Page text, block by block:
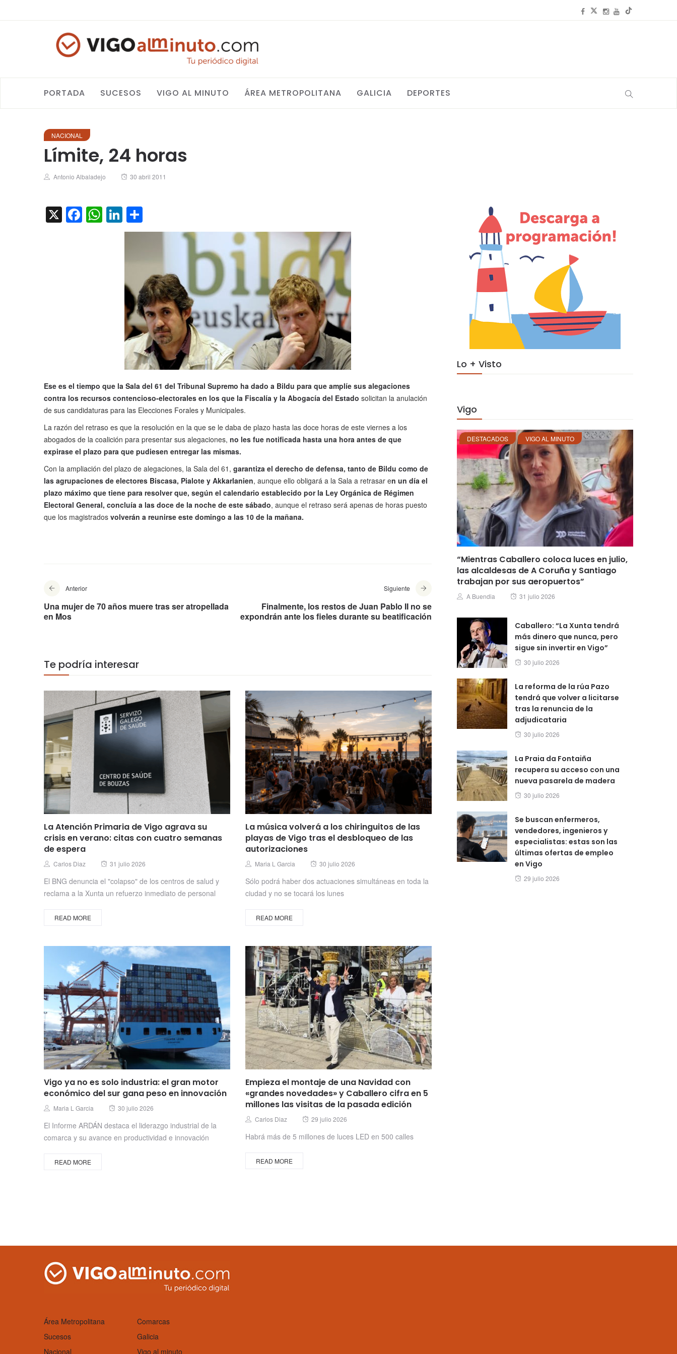
PORTADA SUCESOS VIGO AL MINUTO ÁREA METROPOLITANA GALICIA DEPORTES
NACIONAL
Límite, 24 horas
Author
Antonio Albaladejo
Posted
30 abril 2011
X Facebook
WhatsApp
LinkedIn
Ese es el tiempo que la Sala del 61 del Tribunal Supremo ha dado a Bildu para que amplíe sus alegaciones
contra los recursos contencioso-electorales en los que la Fiscalía y la Abogacía del Estado solicitan la anulación
de sus candidaturas para las Elecciones Forales y Municipales.
La razón del retraso es que la resolución en la que se le daba de plazo hasta las doce horas de este viernes a los
abogados de la coalición para presentar sus alegaciones, no les fue notificada hasta una hora antes de que
expirase el plazo para que pudiesen entregar las mismas.
Con la ampliación del plazo de alegaciones, la Sala del 61, garantiza el derecho de defensa, tanto de Bildu como de
las agrupaciones de electores Biscasa, Pialote y Akkarlanien, aunque ello obligará a la Sala a retrasar en un día el
plazo máximo que tiene para resolver que, según el calendario establecido por la Ley Orgánica de Régimen
Electoral General, concluía a las doce de la noche de este sábado, aunque el retraso será apenas de horas puesto
que los magistrados volverán a reunirse este domingo a las 10 de la mañana.
Anterior
Una mujer de 70 años muere tras ser atropellada
en Mos
Siguiente
Finalmente, los restos de Juan Pablo II no se
expondrán ante los fieles durante su beatificación
Te podría interesar
La Atención Primaria de Vigo agrava su
crisis en verano: citas con cuatro semanas
de espera
Author
Carlos Diaz
Posted
31 julio 2026
El BNG denuncia el "colapso" de los centros de salud y
reclama a la Xunta un refuerzo inmediato de personal
READ MORE
La música volverá a los chiringuitos de las
playas de Vigo tras el desbloqueo de las
autorizaciones
Author
Maria L Garcia
Posted
30 julio 2026
Sólo podrá haber dos actuaciones simultáneas en toda la
ciudad y no se tocará los lunes
READ MORE
Vigo ya no es solo industria: el gran motor
económico del sur gana peso en innovación
Author
Maria L Garcia
Posted
30 julio 2026
El Informe ARDÁN destaca el liderazgo industrial de la
comarca y su avance en productividad e innovación
READ MORE
Empieza el montaje de una Navidad con
«grandes novedades» y Caballero cifra en 5
millones las visitas de la pasada edición
Author
Carlos Diaz
Posted
29 julio 2026
Habrá más de 5 millones de luces LED en 500 calles
READ MORE
Lo + Visto
Vigo
DESTACADOS VIGO AL MINUTO
“Mientras Caballero coloca luces en julio,
las alcaldesas de A Coruña y Santiago
trabajan por sus aeropuertos”
Author
A Buendia
Posted
31 julio 2026
Caballero: “La Xunta tendrá
más dinero que nunca, pero
sigue sin invertir en Vigo”
Posted
30 julio 2026
La reforma de la rúa Pazo
tendrá que volver a licitarse
tras la renuncia de la
adjudicataria
Posted
30 julio 2026
La Praia da Fontaiña
recupera su acceso con una
nueva pasarela de madera
Posted
30 julio 2026
Se buscan enfermeros,
vendedores, ingenieros y
especialistas: estas son las
últimas ofertas de empleo
en Vigo
Posted
29 julio 2026
Área Metropolitana
Comarcas
Sucesos
Galicia
Nacional
Vigo al minuto